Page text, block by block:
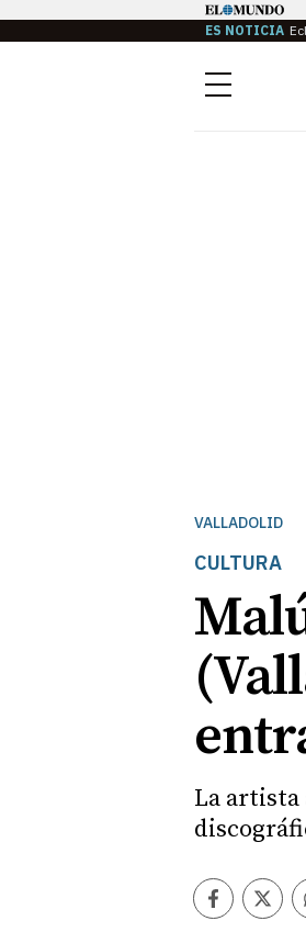
ES NOTICIA
Menú
VALLADOLID
CULTURA
La artista
Facebook